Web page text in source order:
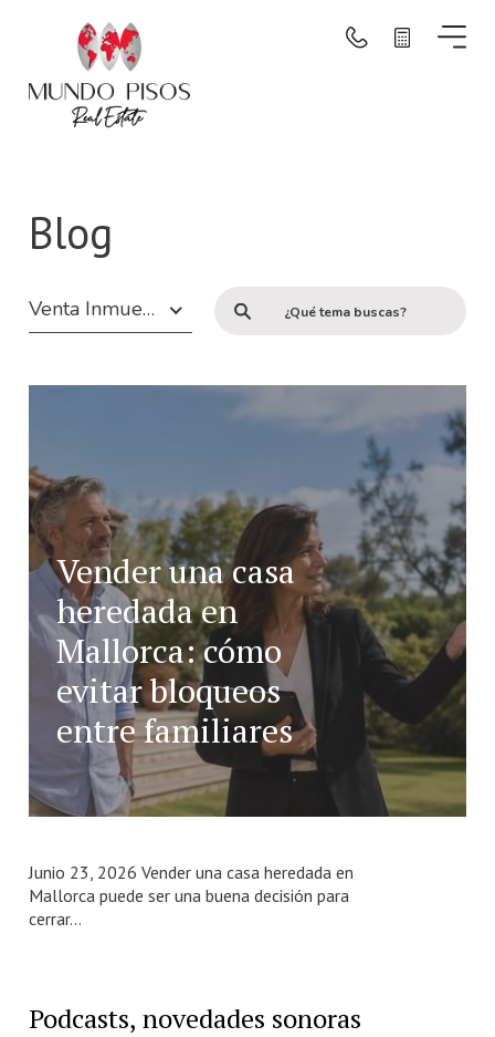
Número de habitaciones
Número de habitaciones
Número de baños
Número de baños
Blog
Venta Inmuebles
Vender una casa
heredada en
Mallorca: cómo
evitar bloqueos
entre familiares
Junio 23, 2026 Vender una casa heredada en
Mallorca puede ser una buena decisión para
cerrar...
Podcasts, novedades sonoras